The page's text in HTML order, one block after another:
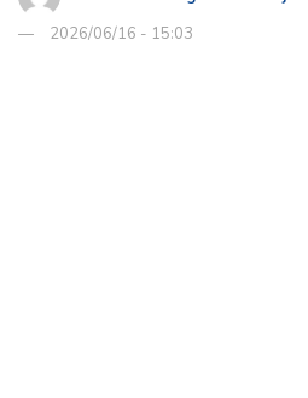
2026/06/16 - 15:03